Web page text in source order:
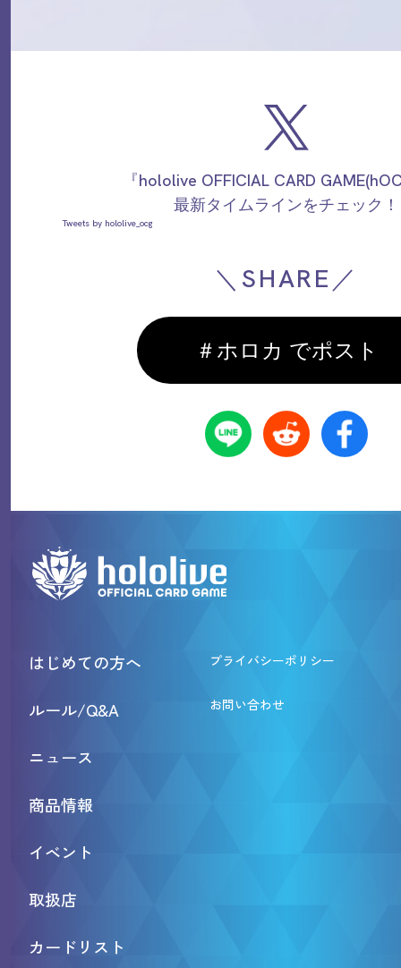
『hololive OFFICIAL CARD
最新タイムラインをチェック！
Tweets by hololive_ocg
＼SHARE／
＃ホロカ でポスト
はじめての方へ
ルール/Q&A
ニュース
商品情報
イベント
取扱店
カードリスト
プライバシーポリシー
お問い合わせ